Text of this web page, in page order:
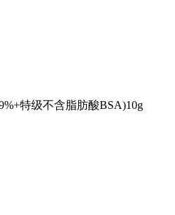
特级不含脂肪酸BSA)10g